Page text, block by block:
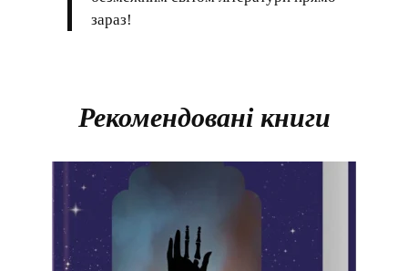
зараз!
Рекомендовані книги